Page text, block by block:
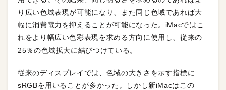
り広い色域表現が可能になり、また同じ色域であれば大
幅に消費電力を抑えることが可能になった。iMacではこ
れをより幅広い色彩表現を求める方向に使用し、従来の
25％の色域拡大に結びつけている。
従来のディスプレイでは、色域の大きさを示す指標に
sRGBを用いることが多かった。しかし新iMacはこの